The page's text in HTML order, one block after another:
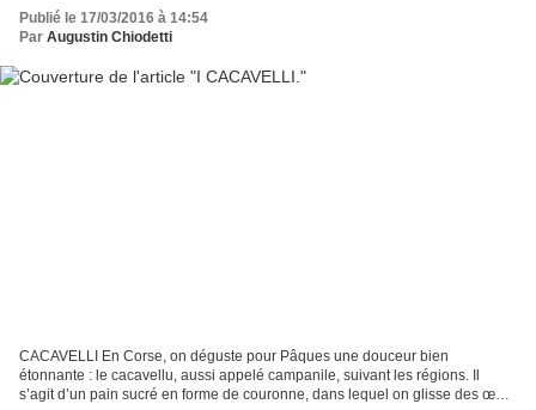
Publié le 17/03/2016 à 14:54
Par Augustin Chiodetti
CACAVELLI En Corse, on déguste pour Pâques une douceur bien
étonnante : le cacavellu, aussi appelé campanile, suivant les régions. Il
s’agit d’un pain sucré en forme de couronne, dans lequel on glisse des œufs